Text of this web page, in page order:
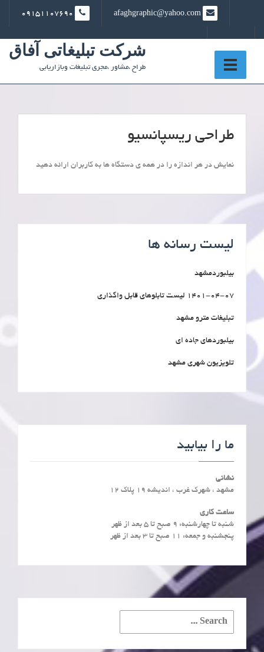
content
شرکت تبلیغاتی آفاق
طراح ،مشاور ،مجری تبلیغات وبازاریابی
طراحی ریسپانسیو
نمایش در هر اندازه را در همه ی دستگاه ها به کاربران ارائه دهید
لیست رسانه ها
بیلبوردمشهد
1401-04-07 لیست تابلوهای قابل واگذاری
تبلیغات مترو مشهد
بیلبوردهای جاده ای
تلویزیون شهری مشهد
ما را بیابید
نشانی
مشهد ، شهرک غرب ، اندیشه 19 پلاک 12
ساعت کاری
شنبه تا چهارشنبه: ۹ صبح تا ۵ بعد از ظهر
پنجشنبه و جمعه: ۱۱ صبح تا ۳ بعد از ظهر
Search